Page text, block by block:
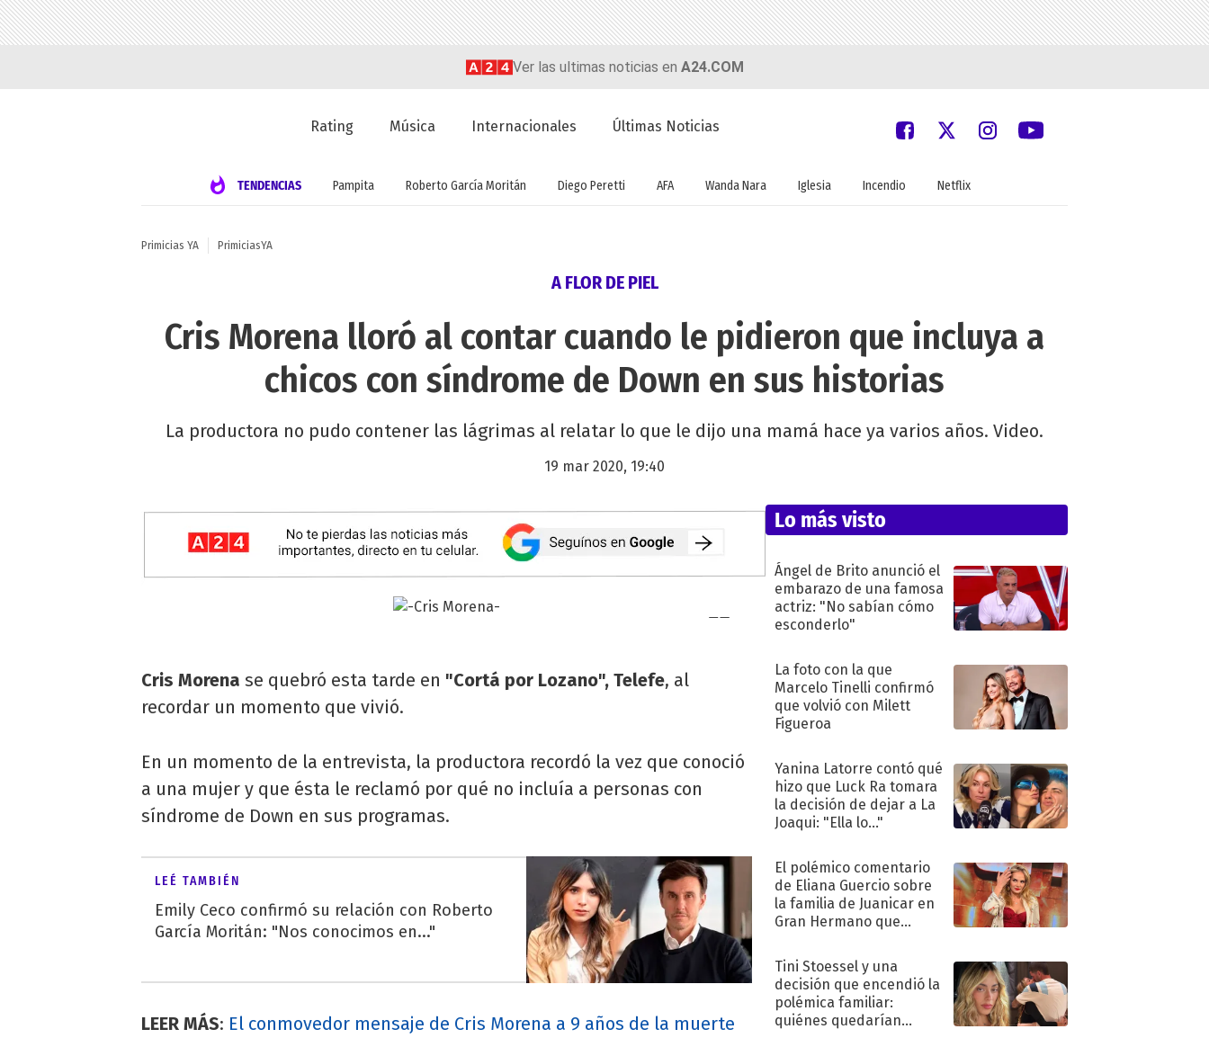
Ver las ultimas noticias en A24.COM
Rating Música Internacionales Últimas Noticias
TENDENCIAS Pampita Roberto García Moritán Diego Peretti AFA Wanda Nara Iglesia Incendio Netflix
Primicias YA PrimiciasYA
A FLOR DE PIEL
Cris Morena lloró al contar cuando le pidieron que incluya a
chicos con síndrome de Down en sus historias
La productora no pudo contener las lágrimas al relatar lo que le dijo una mamá hace ya varios años. Video.
19 mar 2020, 19:40
Cris Morena se quebró esta tarde en "Cortá por Lozano", Telefe, al
recordar un momento que vivió.
En un momento de la entrevista, la productora recordó la vez que conoció
a una mujer y que ésta le reclamó por qué no incluía a personas con
síndrome de Down en sus programas.
LEÉ TAMBIÉN
Emily Ceco confirmó su relación con Roberto
García Moritán: "Nos conocimos en..."
LEER MÁS: El conmovedor mensaje de Cris Morena a 9 años de la muerte
Lo más visto
Ángel de Brito anunció el
embarazo de una famosa
actriz: "No sabían cómo
esconderlo"
La foto con la que
Marcelo Tinelli confirmó
que volvió con Milett
Figueroa
Yanina Latorre contó qué
hizo que Luck Ra tomara
la decisión de dejar a La
Joaqui: "Ella lo..."
El polémico comentario
de Eliana Guercio sobre
la familia de Juanicar en
Gran Hermano que
Tini Stoessel y una
decisión que encendió la
polémica familiar:
quiénes quedarían